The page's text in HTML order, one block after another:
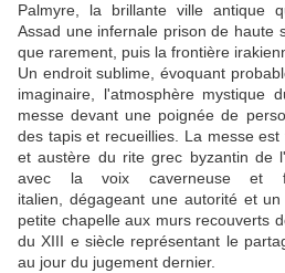
Palmyre, la brillante ville antique
Assad une infernale prison de haute
que rarement, puis la frontière
Un endroit sublime, évoquant
imaginaire, l'atmosphère mystique
messe devant une poignée de
des tapis et recueillies. La messe
et austère du rite grec byzantin de
avec la voix caverneuse et
italien, dégageant une autorité et
petite chapelle aux murs recouverts
du XIII e siècle représentant le
au jour du jugement dernier.